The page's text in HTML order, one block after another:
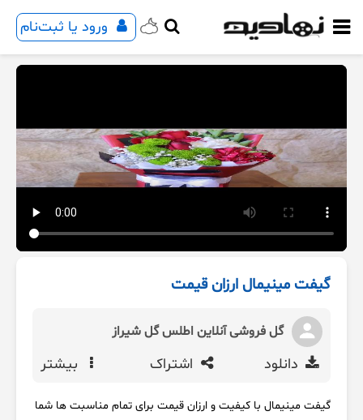
ورود یا ثبت‌نام
گیفت مینیمال ارزان قیمت
گل فروشی آنلاین اطلس گل شیراز
دانلود اشتراک بیشتر
گیفت مینیمال با کیفیت و ارزان قیمت برای تمام مناسبت ها شما